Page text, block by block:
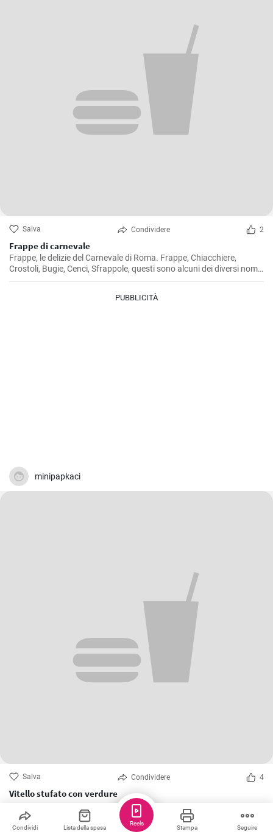
Salva Condividere 2
Frappe di carnevale
Frappe, le delizie del Carnevale di Roma. Frappe, Chiacchiere,
Crostoli, Bugie, Cenci, Sfrappole, questi sono alcuni dei diversi nomi
di questi tipici dolcetti del Carnevale italiano.
PUBBLICITÀ
minipapkaci
Salva Condividere 4
Vitello stufato con verdure
Mis12
Condividi Lista della spesa Stampa Seguire
Reels